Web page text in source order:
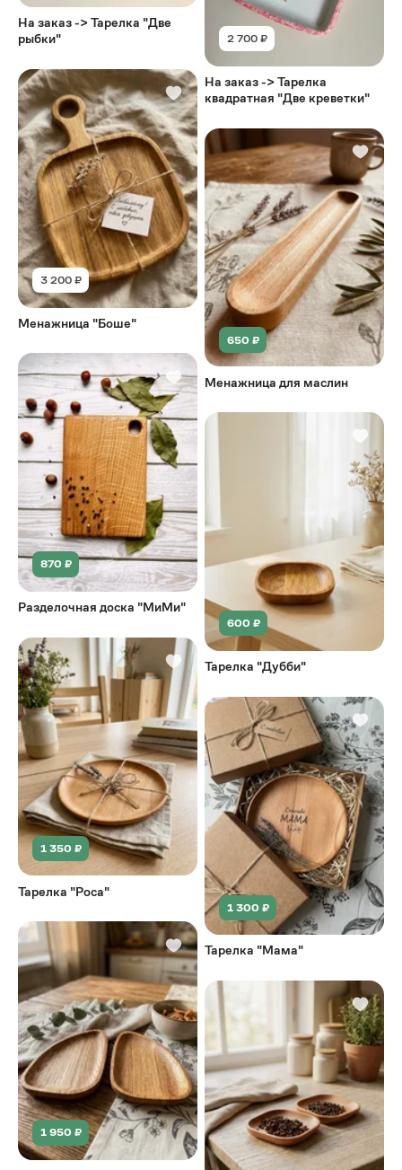
На заказ -> Тарелка "Две
рыбки"
3 200 ₽
Менажница "Боше"
870 ₽
Разделочная доска "МиМи"
1 350 ₽
Тарелка "Роса"
1 950 ₽
2 700 ₽
На заказ -> Тарелка
квадратная "Две креветки"
650 ₽
Менажница для маслин
600 ₽
Тарелка "Дубби"
1 300 ₽
Тарелка "Мама"